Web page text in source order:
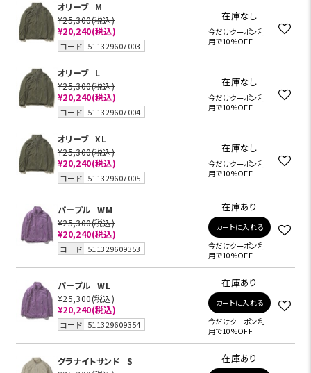
オリーブ
M
¥25,300(税込)
¥20,240(税込)
コード 511329607003
在庫なし
今だけクーポン利
用で10%OFF
オリーブ
L
¥25,300(税込)
¥20,240(税込)
コード 511329607004
在庫なし
今だけクーポン利
用で10%OFF
オリーブ XL
¥25,300(税込)
¥20,240(税込)
コード 511329607005
在庫なし
今だけクーポン利
用で10%OFF
パープル
WM
¥25,300(税込)
¥20,240(税込)
コード 511329609353
在庫あり
カートに入れる
今だけクーポン利
用で10%OFF
パープル
WL
¥25,300(税込)
¥20,240(税込)
コード 511329609354
在庫あり
カートに入れる
今だけクーポン利
用で10%OFF
グラナイトサンド
S
在庫あり